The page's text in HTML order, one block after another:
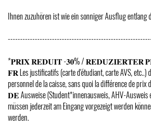
Ihnen zuzuhören ist wie ein sonniger Ausflug entlang
*𝐏𝐑𝐈𝐗 𝐑𝐄𝐃𝐔𝐈𝐓 -𝟑𝟎% / 𝐑𝐄𝐃𝐔𝐙𝐈𝐄𝐑𝐓𝐄𝐑
𝐅𝐑 Les justificatifs (carte d'étudiant, carte AVS, etc..)
personnel de la caisse, sans quoi la différence de prix
𝐃𝐄 Ausweise (Student*innenausweis, AHV-Ausweis
müssen jederzeit am Eingang vorgezeigt werden
werden.